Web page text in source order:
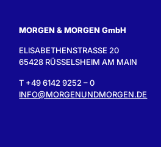
MORGEN & MORGEN GmbH
ELISABETHENSTRASSE 20
65428 RÜSSELSHEIM AM MAIN
T +49 6142 9252 – 0
INFO@MORGENUNDMORGEN.DE